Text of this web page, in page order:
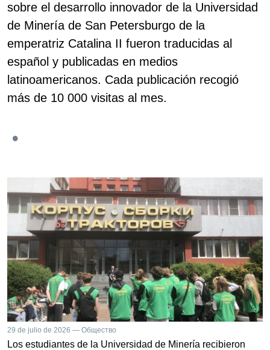
sobre el desarrollo innovador de la Universidad
de Minería de San Petersburgo de la
emperatriz Catalina II fueron traducidas al
español y publicadas en medios
latinoamericanos. Cada publicación recogió
más de 10 000 visitas al mes.
29 de julio de 2026 — Общество
Los estudiantes de la Universidad de Minería recibieron